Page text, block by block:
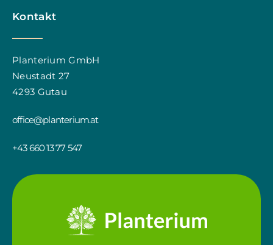
Kontakt
Planterium GmbH
Neustadt 27
4293 Gutau
office@planterium.at
+43 660 13 77 547